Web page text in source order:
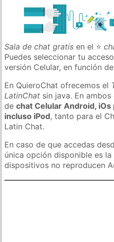
Sala de chat gratis en el ⭐
Puedes seleccionar tu
versión Celular, en función
En QuieroChat ofrecemos el
LatinChat sin java. En
dechat Celular Android, iOs
incluso iPod, tanto para el
Latin Chat.
En caso de que accedas
única opción disponible es
dispositivos no reproducen